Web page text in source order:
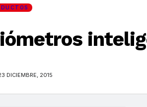
TENDENCIAS
DICIEMBRE, 2015